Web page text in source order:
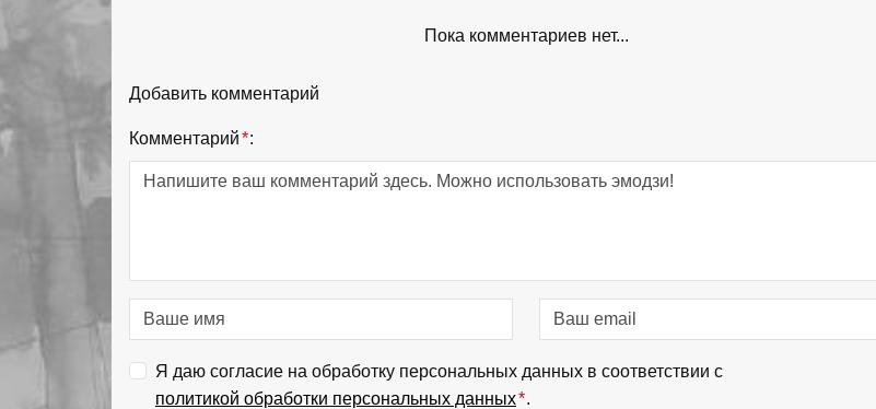
Пока комментариев нет...
Добавить комментарий
Комментарий*:
Я даю согласие на обработку персональных данных в соответствии с
политикой обработки персональных данных*.